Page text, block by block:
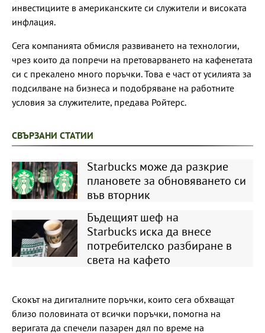
инвестициите в американските си служители и високата
инфлация.
Сега компанията обмисля развиването на технологии,
чрез които да попречи на претоварването на кафенетата
си с прекалено много поръчки. Това е част от усилията за
подсилване на бизнеса и подобряване на работните
условия за служителите, предава Ройтерс.
СВЪРЗАНИ СТАТИИ
Starbucks може да разкрие
плановете за обновяването си
във вторник
Бъдещият шеф на
Starbucks иска да внесе
потребителско разбиране в
света на кафето
Скокът на дигиталните поръчки, които сега обхващат
близо половината от всички поръчки, помогна на
веригата да спечели пазарен дял по време на